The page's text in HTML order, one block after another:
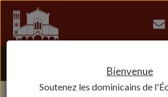
Bienvenue
Soutenez les dominicains de